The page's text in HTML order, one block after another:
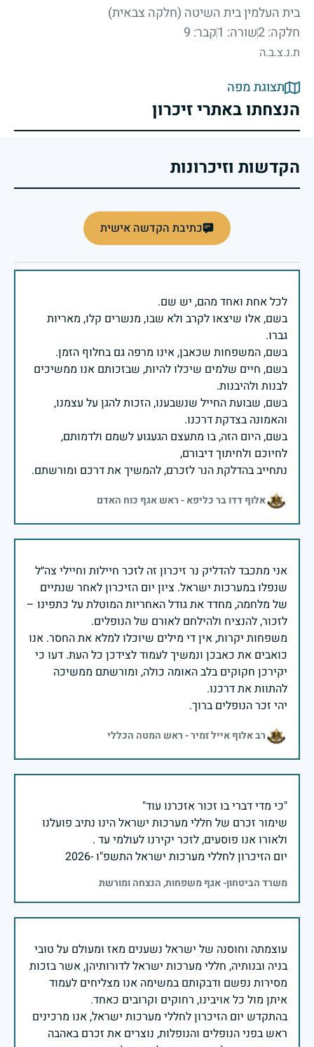
בית העלמין בית השיטה (חלקה צבאית)
חלקה: 2
שורה: 1 קבר: 9
ת.נ.צ.ב.ה
תצוגת מפה
הנצחתו באתרי זיכרון
הקדשות וזיכרונות
כתיבת הקדשה אישית
בשם, אלו שיצאו לקרב ולא שבו, מנשרים קלו, מאריות
בשם, חיים שלמים שיכלו להיות, שבזכותם אנו ממשיכים
בשם, שבועת החייל שנשבענו, הזכות להגן על עצמנו,
בשם, היום הזה, בו מתעצם הגעגוע לשמם ולדמותם,
נתחייב בהדלקת הנר לזכרם, להמשיך את דרכם ומורשתם.
אלוף דדו בר כליפא - ראש אגף כוח האדם
אני מתכבד להדליק נר זיכרון זה לזכר חיילות וחיילי צה״ל
שנפלו במערכות ישראל. ציון יום הזיכרון לאחר שנתיים
של מלחמה, מחדד את גודל האחריות המוטלת על כתפינו –
משפחות יקרות, אין די מילים שיוכלו למלא את החסר. אנו
כואבים את כאבכן ונמשיך לעמוד לצידכן כל העת. דעו כי
יקירכן חקוקים בלב האומה כולה, ומורשתם ממשיכה
יהי זכר הנופלים ברוך.
רב אלוף אייל זמיר - ראש המטה הכללי
שימור זכרם של חללי מערכות ישראל הינו נתיב פועלנו
יום הזיכרון לחללי מערכות ישראל התשפ"ו -2026
משרד הביטחון- אגף משפחות, הנצחה ומורשת
עוצמתה וחוסנה של ישראל נשענים מאז ומעולם על טובי
בניה ובנותיה, חללי מערכות ישראל לדורותיהן, אשר בזכות
מסירות נפשם ודבקותם במשימה אנו מצליחים לעמוד
בהתקדש יום הזיכרון לחללי מערכות ישראל, אנו מרכינים
ראש בפני הנופלים והנופלות, נוצרים את זכרם באהבה